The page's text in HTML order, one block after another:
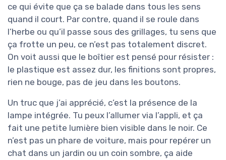
ce qui évite que ça se balade dans tous les sens
quand il court. Par contre, quand il se roule dans
l’herbe ou qu’il passe sous des grillages, tu sens que
ça frotte un peu, ce n’est pas totalement discret.
On voit aussi que le boîtier est pensé pour résister :
le plastique est assez dur, les finitions sont propres,
rien ne bouge, pas de jeu dans les boutons.
Un truc que j’ai apprécié, c’est la présence de la
lampe intégrée. Tu peux l’allumer via l’appli, et ça
fait une petite lumière bien visible dans le noir. Ce
n’est pas un phare de voiture, mais pour repérer un
chat dans un jardin ou un coin sombre, ça aide